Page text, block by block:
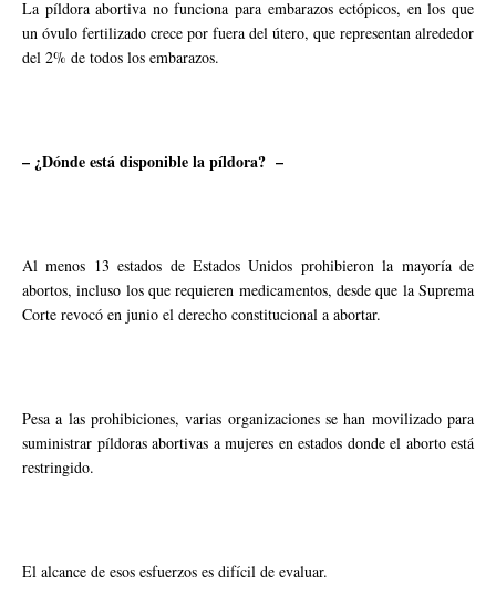
La píldora abortiva no funciona para embarazos ectópicos, en los que
un óvulo fertilizado crece por fuera del útero, que representan alrededor
del 2% de todos los embarazos.
– ¿Dónde está disponible la píldora? –
Al menos 13 estados de Estados Unidos prohibieron la mayoría de
abortos, incluso los que requieren medicamentos, desde que la Suprema
Corte revocó en junio el derecho constitucional a abortar.
Pesa a las prohibiciones, varias organizaciones se han movilizado para
suministrar píldoras abortivas a mujeres en estados donde el aborto está
restringido.
El alcance de esos esfuerzos es difícil de evaluar.